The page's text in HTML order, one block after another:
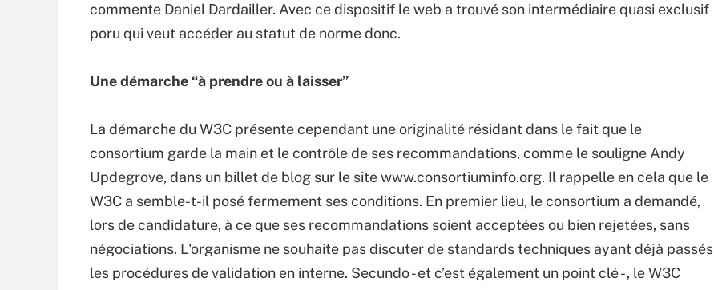
commente Daniel Dardailler. Avec ce dispositif le web a trouvé son intermédiaire quasi exclusif
poru qui veut accéder au statut de norme donc.
Une démarche “à prendre ou à laisser”
La démarche du W3C présente cependant une originalité résidant dans le fait que le
consortium garde la main et le contrôle de ses recommandations, comme le souligne Andy
Updegrove, dans un billet de blog sur le site www.consortiuminfo.org. Il rappelle en cela que le
W3C a semble-t-il posé fermement ses conditions. En premier lieu, le consortium a demandé,
lors de candidature, à ce que ses recommandations soient acceptées ou bien rejetées, sans
négociations. L'organisme ne souhaite pas discuter de standards techniques ayant déjà passés
les procédures de validation en interne. Secundo - et c’est également un point clé - , le W3C